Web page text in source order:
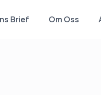
Brief Om Oss